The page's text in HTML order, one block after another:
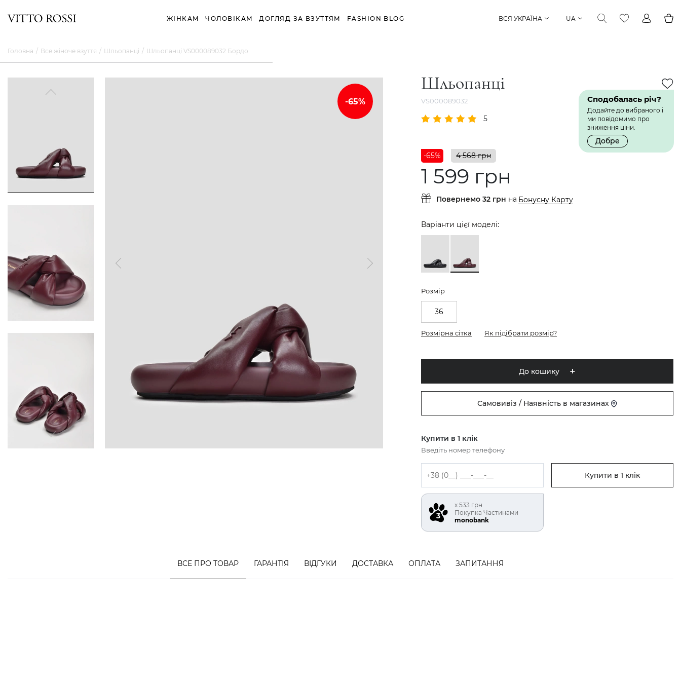
ЖІНКАМ ЧОЛОВІКАМ ДОГЛЯД ЗА ВЗУТТЯМ FASHION BLOG ВСЯ УКРАЇНА UA
Головна Все жіноче взуття Шльопанці Шльопанці VS000089032 Бордо
Шльопанці
VS000089032 Сподобалась річ?
Додайте до вибраного і
ми повідомимо про
зниження ціни.
Добре
5 1 Відгук
-65% 4 568 грн
1 599 грн
Повернемо 32 грн на Бонусну Карту
Варіанти цієї моделі:
Розмір
36
Розмірна сітка Як підібрати розмір?
До кошику
Самовивіз / Наявність в магазинах
Купити в 1 клік
Введіть номер телефону
Купити в 1 клік
х 533 грн
Покупка Частинами
monobank
ВСЕ ПРО ТОВАР ГАРАНТІЯ ВІДГУКИ ДОСТАВКА ОПЛАТА ЗАПИТАННЯ